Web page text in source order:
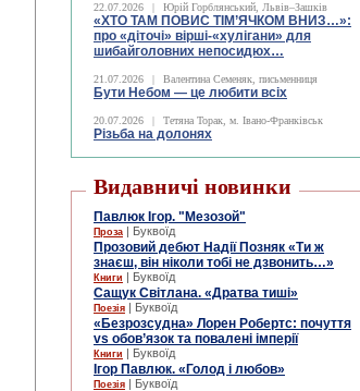
22.07.2026 | Юрій Горблянський, Львів–Зашків
«ХТО ТАМ ПОВИС ТІМ’ЯЧКОМ ВНИЗ…»:
про «діточі» вірші-«хулігани» для
шибайголовних непосидюх…
21.07.2026 | Валентина Семеняк, письменниця
Бути Небом ― це любити всіх
20.07.2026 | Тетяна Торак, м. Івано-Франківськ
Різьба на долонях
Видавничі новинки
Павлюк Ігор. "Мезозой"
Проза | Буквоїд
Прозовий дебют Надії Позняк «Ти ж
знаєш, він ніколи тобі не дзвонить…»
Книги | Буквоїд
Сащук Світлана. «Дратва тиші»
Поезія | Буквоїд
«Безрозсудна» Лорен Робертс: почуття
vs обов’язок та повалені імперії
Книги | Буквоїд
Ігор Павлюк. «Голод і любов»
Поезія | Буквоїд